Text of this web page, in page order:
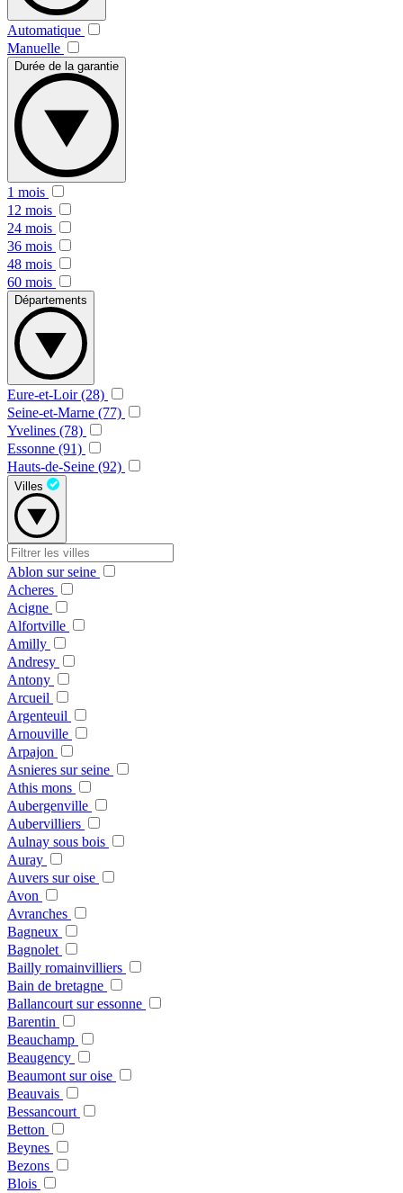
Automatique
Manuelle
Durée de la garantie
1 mois
12 mois
24 mois
36 mois
48 mois
60 mois
Départements
Eure-et-Loir (28)
Seine-et-Marne (77)
Yvelines (78)
Essonne (91)
Hauts-de-Seine (92)
Villes
Ablon sur seine
Acheres
Acigne
Alfortville
Amilly
Andresy
Antony
Arcueil
Argenteuil
Arnouville
Arpajon
Asnieres sur seine
Athis mons
Aubergenville
Aubervilliers
Aulnay sous bois
Auray
Auvers sur oise
Avon
Avranches
Bagneux
Bagnolet
Bailly romainvilliers
Bain de bretagne
Ballancourt sur essonne
Barentin
Beauchamp
Beaugency
Beaumont sur oise
Beauvais
Bessancourt
Betton
Beynes
Bezons
Blois